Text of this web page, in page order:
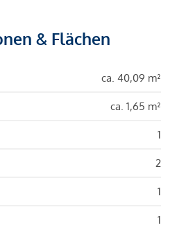
& Flächen
ca. 40,09 m²
ca. 1,65 m²
1
2
1
1